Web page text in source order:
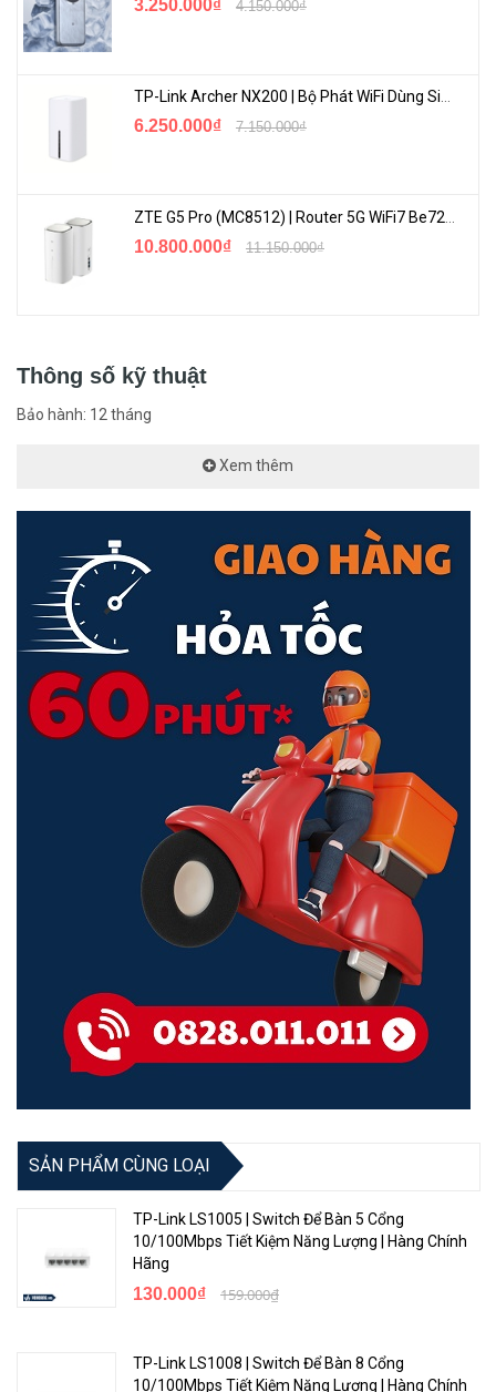
3.250.000₫ 4.150.000₫
6.250.000₫ 7.150.000₫
10.800.000₫ 11.150.000₫
Thông số kỹ thuật
Bảo hành: 12 tháng
Xem thêm
SẢN PHẨM CÙNG LOẠI
TP-Link LS1005 | Switch Để Bàn 5 Cổng
10/100Mbps Tiết Kiệm Năng Lượng | Hàng Chính
Hãng
130.000₫ 159.000₫
TP-Link LS1008 | Switch Để Bàn 8 Cổng
10/100Mbps Tiết Kiệm Năng Lượng | Hàng Chính